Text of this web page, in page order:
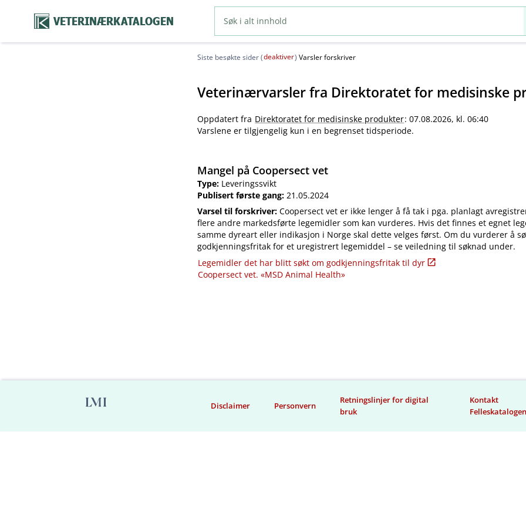
VETERINÆRKATALOGEN
Siste besøkte sider (deaktiver) Varsler forskriver
Veterinærvarsler fra Direktoratet for medisinske
Oppdatert fra Direktoratet for medisinske produkter: 07.08.2026, kl. 06:40
Varslene er tilgjengelig kun i en begrenset tidsperiode.
Mangel på Coopersect vet
Type: Leveringssvikt
Publisert første gang:21.05.2024
Varsel til forskriver:Coopersect vet er ikke lenger å få tak i pga. planlagt
flere andre markedsførte legemidler som kan vurderes. Hvis det finnes et egnet
samme dyreart eller indikasjon i Norge skal dette velges først. Om du vurderer å
godkjenningsfritak for et uregistrert legemiddel – se veiledning til søknad under.
Legemidler det har blitt søkt om godkjenningsfritak til dyr
Coopersect vet. «MSD Animal Health»
Disclaimer Personvern
Retningslinjer for digital
bruk
Kontakt
Felleskatalogen